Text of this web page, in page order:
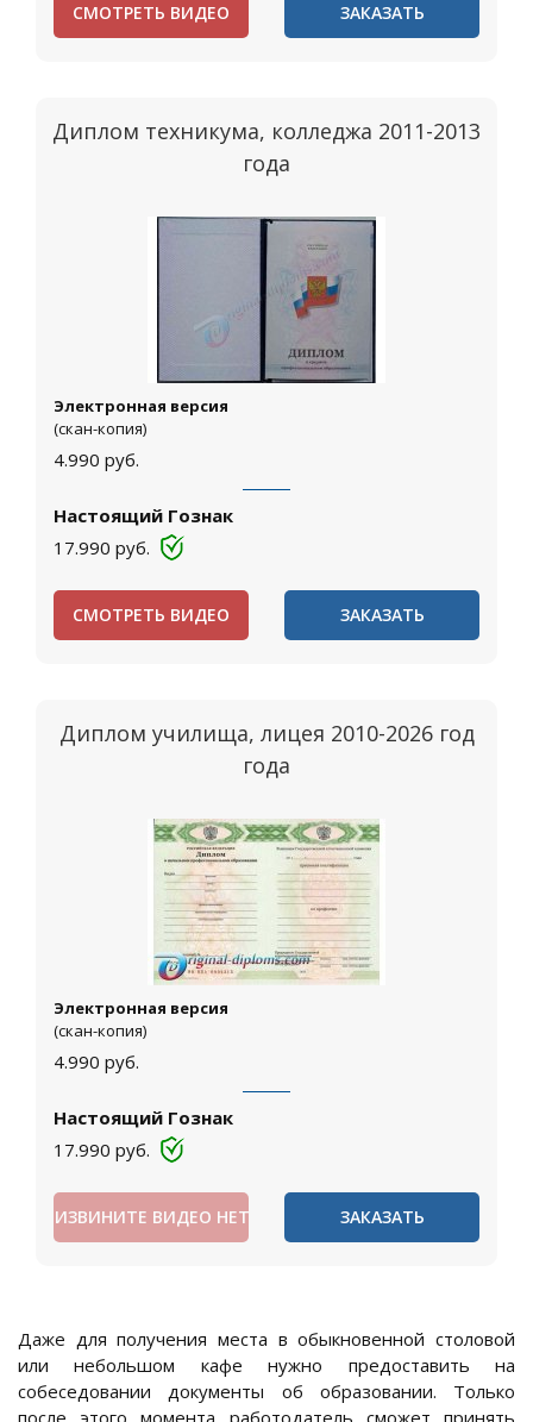
СМОТРЕТЬ ВИДЕО ЗАКАЗАТЬ
Диплом техникума, колледжа 2011-2013
года
Электронная версия
(скан-копия)
4.990 руб.
Настоящий Гознак
17.990 руб.
СМОТРЕТЬ ВИДЕО ЗАКАЗАТЬ
Диплом училища, лицея 2010-2026 год
года
Электронная версия
(скан-копия)
4.990 руб.
Настоящий Гознак
17.990 руб.
ИЗВИНИТЕ ВИДЕО НЕТ ЗАКАЗАТЬ
Даже для получения места в обыкновенной столовой
или небольшом кафе нужно предоставить на
собеседовании документы об образовании. Только
после этого момента работодатель сможет принять